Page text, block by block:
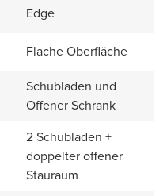
Edge
Flache Oberfläche
Schubladen und
Offener Schrank
2 Schubladen +
doppelter offener
Stauraum